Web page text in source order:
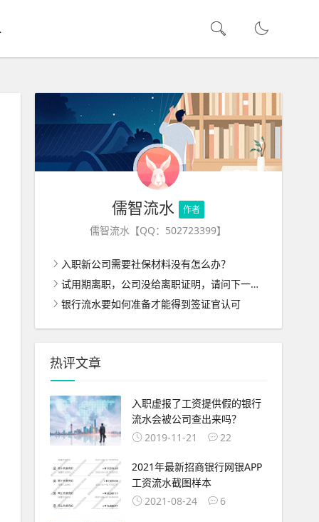
儒智流水 作者
儒智流水【QQ：502723399】
入职新公司需要社保材料没有怎么办？
试用期离职，公司没给离职证明，请问下一家公司入职怎么办呢？
银行流水要如何准备才能得到签证官认可
热评文章
入职虚报了工资提供假的银行
流水会被公司查出来吗？
2019-11-21
22
2021年最新招商银行网银APP
工资流水截图样本
2021-08-24
6